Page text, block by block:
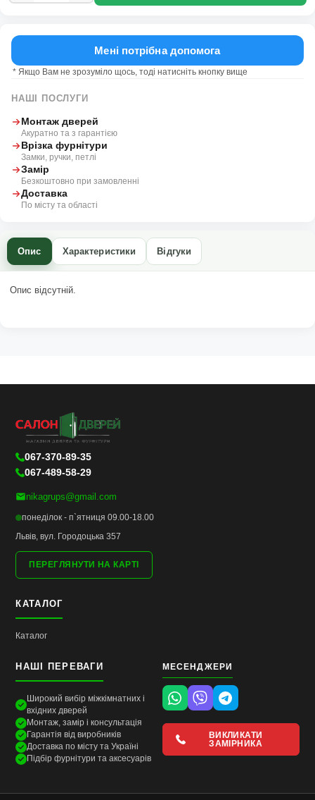
Мені потрібна допомога
* Якщо Вам не зрозуміло щось, тоді натисніть кнопку вище
НАШІ ПОСЛУГИ
Монтаж дверей
Акуратно та з гарантією
Врізка фурнітури
Замки, ручки, петлі
Замір
Безкоштовно при замовленні
Доставка
По місту та області
Опис Характеристики Відгуки
Опис відсутній.
067-370-89-35
067-489-58-29
nikagrups@gmail.com
понеділок - п`ятниця 09.00-18.00
Львів, вул. Городоцька 357
ПЕРЕГЛЯНУТИ НА КАРТІ
КАТАЛОГ
Каталог
НАШІ ПЕРЕВАГИ
Широкий вибір міжкімнатних і
вхідних дверей
Монтаж, замір і консультація
Гарантія від виробників
Доставка по місту та Україні
Підбір фурнітури та аксесуарів
МЕСЕНДЖЕРИ
ВИКЛИКАТИ
ЗАМІРНИКА